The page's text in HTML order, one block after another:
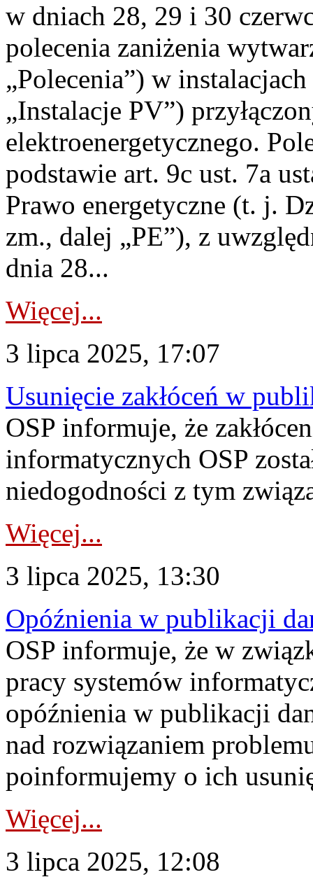
w dniach 28, 29 i 30
polecenia zaniżenia
„Polecenia”) w
„Instalacje PV”)
elektroenergetycznego.
podstawie art. 9c ust. 7a
Prawo energetyczne (t. j.
zm., dalej „PE”), z
dnia 28...
Więcej...
3 lipca 2025, 17:07
Usunięcie zakłóceń w
OSP informuje, że
informatycznych OSP
niedogodności z tym
Więcej...
3 lipca 2025, 13:30
Opóźnienia w publikacji
OSP informuje, że w
pracy systemów
opóźnienia w publikacji
nad rozwiązaniem
poinformujemy o ich
Więcej...
3 lipca 2025, 12:08